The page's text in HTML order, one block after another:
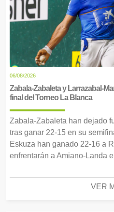
06/08/2026
Zabala-Zabaleta y Larrazabal-
final del Torneo La Blanca
Zabala-Zabaleta han dejado
tras ganar 22-15 en su
Eskuza han ganado 22-16 a
enfrentarán a Amiano-Landa
VER